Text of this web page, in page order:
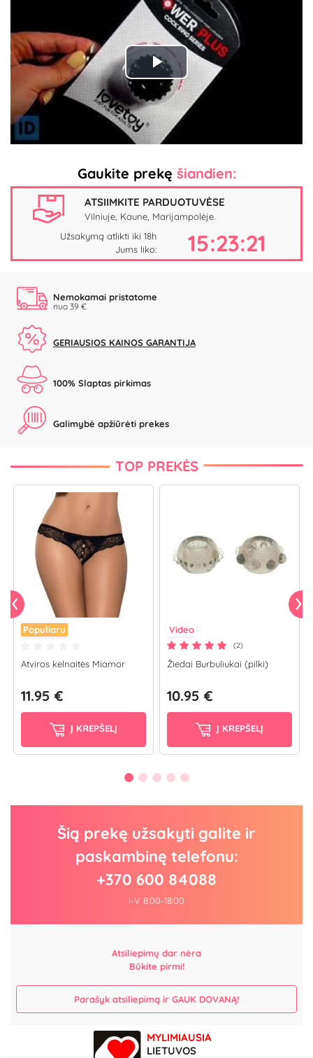
Play
Video
Gaukite prekę šiandien:
ATSIIMKITE PARDUOTUVĖSE
Vilniuje, Kaune, Marijampolėje.
Užsakymą atlikti iki 18h
Jums liko:
15:23:21
Nemokamai pristatome
nuo 39 €
GERIAUSIOS KAINOS GARANTIJA
100% Slaptas pirkimas
Galimybė apžiūrėti prekes
TOP PREKĖS
Populiaru
Atviros kelnaitės Miamor
11.95 €
Į KREPŠELĮ
Video
(2)
Žiedai Burbuliukai (pilki)
10.95 €
Į KREPŠELĮ
Šią prekę užsakyti galite ir
paskambinę telefonu:
+370 600 84088
I-V 8:00-18:00
Atsiliepimų dar nėra
Būkite pirmi!
Parašyk atsiliepimą ir GAUK DOVANĄ!
MYLIMIAUSIA
LIETUVOS